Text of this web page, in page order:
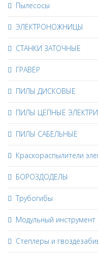
Пылесосы
ЭЛЕКТРОНОЖНИЦЫ
СТАНКИ ЗАТОЧНЫЕ
ГРАВЁР
ПИЛЫ ДИСКОВЫЕ
ПИЛЫ ЦЕПНЫЕ
ПИЛЫ САБЕЛЬНЫЕ
Краскораспылители
БОРОЗДОДЕЛЫ
Трубогибы
Модульный инструмент
Степлеры и